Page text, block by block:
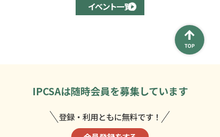
イベント一覧
IPCSAは随時会員を募集しています
登録・利用ともに無料です！